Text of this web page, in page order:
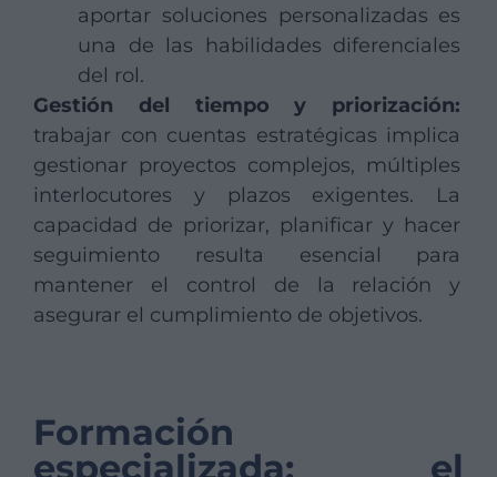
aportar soluciones personalizadas es
una de las habilidades diferenciales
del rol.
Gestión del tiempo y priorización:
trabajar con cuentas estratégicas implica
gestionar proyectos complejos, múltiples
interlocutores y plazos exigentes. La
capacidad de priorizar, planificar y hacer
seguimiento resulta esencial para
mantener el control de la relación y
asegurar el cumplimiento de objetivos.
Formación
especializada: el